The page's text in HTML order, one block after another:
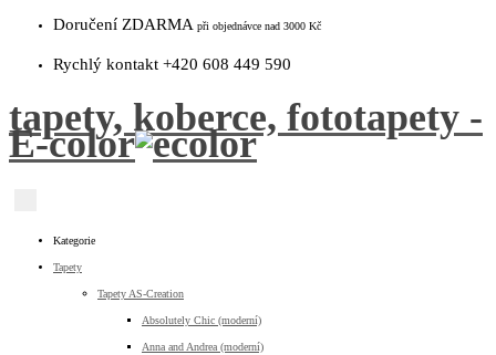
Doručení ZDARMA při objednávce nad 3000 Kč
Rychlý kontakt +420 608 449 590
tapety, koberce, fototapety -
E-color
Kategorie
Tapety
Tapety AS-Creation
Absolutely Chic (moderní)
Anna and Andrea (moderní)